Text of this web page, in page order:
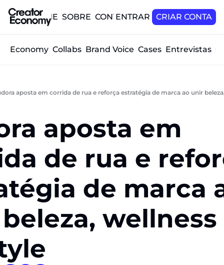
HOME SOBRE CONTATOENTRAR CRIAR CONTA
Economy Collabs Brand Voice Cases Entrevistas
aposta em corrida de rua e reforça estratégia de marca ao unir
aposta em
de rua e
de marca
wellness